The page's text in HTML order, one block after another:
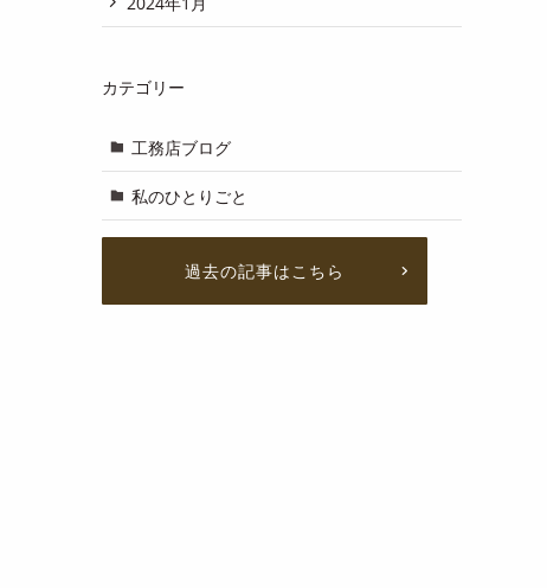
カテゴリー
工務店ブログ
私のひとりごと
過去の記事はこちら